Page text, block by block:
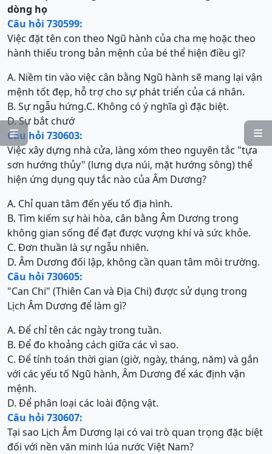


dòng họ
Câu hỏi 730599:
Việc đặt tên con theo Ngũ hành của cha mẹ hoặc theo
hành thiếu trong bản mệnh của bé thể hiện điều gì?
A. Niềm tin vào việc cân bằng Ngũ hành sẽ mang lại vận
mệnh tốt đẹp, hỗ trợ cho sự phát triển của cá nhân.
B. Sự ngẫu hứng.C. Không có ý nghĩa gì đặc biệt.
D. Sự bắt chướ
Câu hỏi 730603:
Việc xây dựng nhà cửa, làng xóm theo nguyên tắc "tựa
sơn hướng thủy" (lưng dựa núi, mặt hướng sông) thể
hiện ứng dụng quy tắc nào của Âm Dương?
A. Chỉ quan tâm đến yếu tố địa hình.
B. Tìm kiếm sự hài hòa, cân bằng Âm Dương trong
không gian sống để đạt được vượng khí và sức khỏe.
C. Đơn thuần là sự ngẫu nhiên.
D. Âm Dương đối lập, không cần quan tâm môi trường.
Câu hỏi 730605:
"Can Chi" (Thiên Can và Địa Chi) được sử dụng trong
Lịch Âm Dương để làm gì?
A. Để chỉ tên các ngày trong tuần.
B. Để đo khoảng cách giữa các vì sao.
C. Để tính toán thời gian (giờ, ngày, tháng, năm) và gắn
với các yếu tố Ngũ hành, Âm Dương để xác định vận
mệnh.
D. Để phân loại các loài động vật.
Câu hỏi 730607:
Tại sao Lịch Âm Dương lại có vai trò quan trọng đặc biệt
đối với nền văn minh lúa nước Việt Nam?